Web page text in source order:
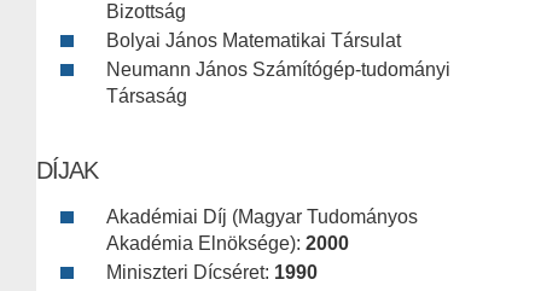
Bizottság
Bolyai János Matematikai Társulat
Neumann János Számítógép-tudományi
Társaság
DÍJAK
Akadémiai Díj (Magyar Tudományos
Akadémia Elnöksége): 2000
Miniszteri Dícséret: 1990